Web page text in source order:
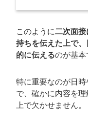
このように二次面
持ちを伝えた上で
的に伝えるのが基本
特に重要なのが日
で、確かに内容を
上で欠かせません。